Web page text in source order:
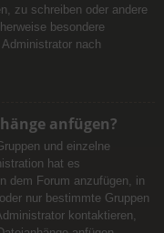
zu schreiben oder andere
besondere
nach
anfügen?
und einzelne
hat es
dem Forum anzufügen, in
nur bestimmte Gruppen
kontaktieren,